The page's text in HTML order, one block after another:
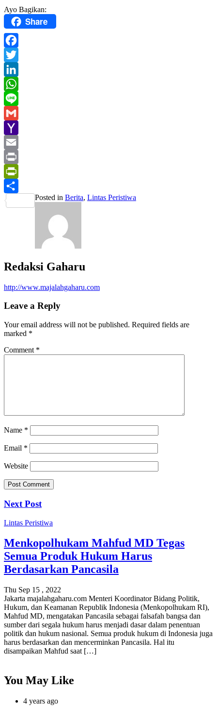
Ayo Bagikan:
Share
Facebook
Twitter
LinkedIn
WhatsApp
Line
Gmail
Yahoo
Mail
Email
Print
PrintFriendly
Share
Posted in Berita, Lintas Peristiwa
Redaksi Gaharu
http://www.majalahgaharu.com
Leave a Reply
Your email address will not be published. Required fields are
marked *
Comment *
Name *
Email *
Website
Next Post
Lintas Peristiwa
Menkopolhukam Mahfud MD Tegas
Semua Produk Hukum Harus
Berdasarkan Pancasila
Thu Sep 15 , 2022
Jakarta majalahgaharu.com Menteri Koordinator Bidang Politik,
Hukum, dan Keamanan Republik Indonesia (Menkopolhukam RI),
Mahfud MD, mengatakan Pancasila sebagai falsafah bangsa dan
sumber dari segala hukum harus menjadi dasar dalam penentuan
politik dan hukum nasional. Semua produk hukum di Indonesia juga
harus berdasarkan dan mencerminkan Pancasila. Hal itu
disampaikan Mahfud saat […]
You May Like
4 years ago